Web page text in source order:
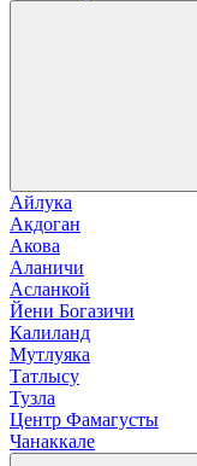
Айлука
Акдоган
Акова
Аланичи
Асланкой
Йени Богазичи
Калиланд
Мутлуяка
Татлысу
Тузла
Центр Фамагусты
Чанаккале